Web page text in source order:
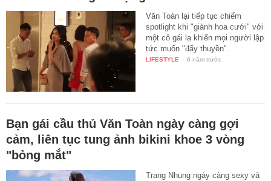
Văn Toàn lại tiếp tục chiếm
spotlight khi "giành hoa cưới" với
một cô gái lạ khiến mọi người lập
tức muốn "đẩy thuyền".
LIFESTYLE - 6 năm trước
Bạn gái cầu thủ Văn Toàn ngày càng gợi
cảm, liên tục tung ảnh bikini khoe 3 vòng
"bỏng mắt"
Trang Nhung ngày càng sexy và